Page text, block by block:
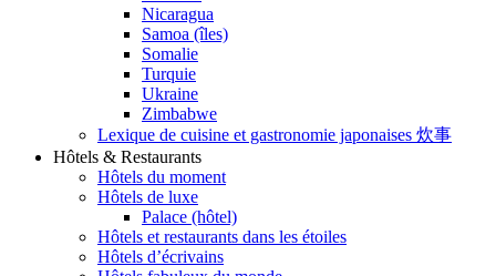
Nicaragua
Samoa (îles)
Somalie
Turquie
Ukraine
Zimbabwe
Lexique de cuisine et gastronomie japonaises 炊事
Hôtels & Restaurants
Hôtels du moment
Hôtels de luxe
Palace (hôtel)
Hôtels et restaurants dans les étoiles
Hôtels d’écrivains